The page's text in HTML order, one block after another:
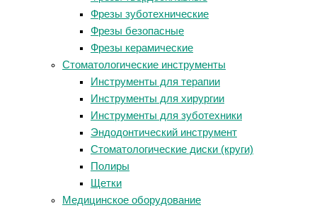
Фрезы зуботехнические
Фрезы безопасные
Фрезы керамические
Стоматологические инструменты
Инструменты для терапии
Инструменты для хирургии
Инструменты для зуботехники
Эндодонтический инструмент
Стоматологические диски (круги)
Полиры
Щетки
Медицинское оборудование